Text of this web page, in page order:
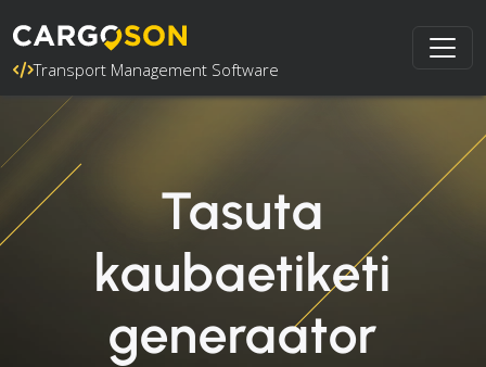
Transport Management Software
Tasuta
kaubaetiketi
generaator